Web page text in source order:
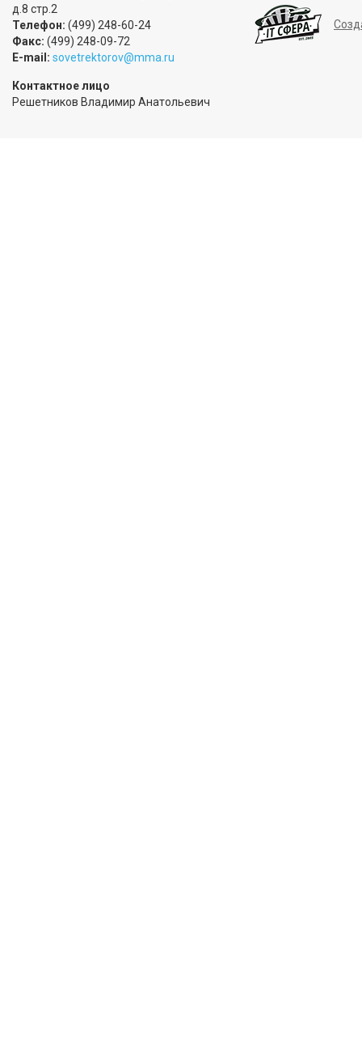
д.8 стр.2
Телефон: (499) 248-60-24
Факс: (499) 248-09-72
E-mail: sovetrektorov@mma.ru
Контактное лицо
Решетников Владимир Анатольевич